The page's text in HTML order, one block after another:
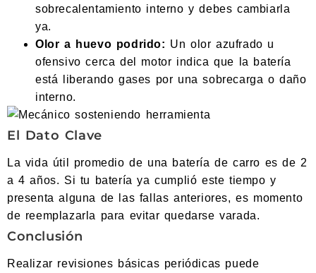
sobrecalentamiento interno y debes cambiarla
ya.
Olor a huevo podrido: Un olor azufrado u
ofensivo cerca del motor indica que la batería
está liberando gases por una sobrecarga o daño
interno.
El Dato Clave
La vida útil promedio de una batería de carro es de 2
a 4 años. Si tu batería ya cumplió este tiempo y
presenta alguna de las fallas anteriores, es momento
de reemplazarla para evitar quedarse varada.
Conclusión
Realizar revisiones básicas periódicas puede